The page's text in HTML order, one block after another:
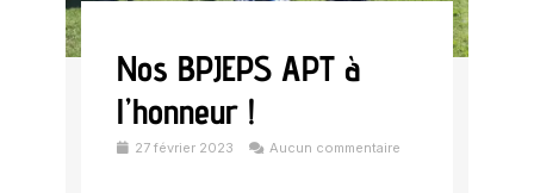
Nos BPJEPS APT à
l’honneur !
27 février 2023 Aucun commentaire